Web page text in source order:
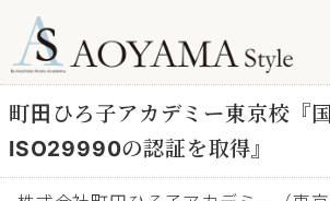
町田ひろ子アカデミー東京校『
ISO29990の認証を取得』